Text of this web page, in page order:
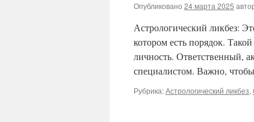
Опубликовано 24 марта 2025
Астрологический ликбез:
котором есть порядок.
личность. Ответственный,
специалистом. Важно,
Рубрика:Астрологический ликбез,